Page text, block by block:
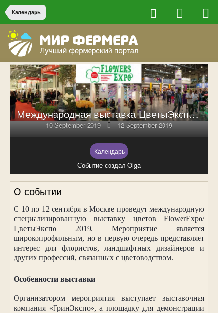
Календарь
Международная выставка ЦветыЭкспо 2019
10 September 2019 12 September 2019
Календарь
Событие создал Olga
О событии
С 10 по 12 сентября в Москве проведут международную
специализированную выставку цветов FlowerExpo/
ЦветыЭкспо 2019. Мероприятие является
широкопрофильным, но в первую очередь представляет
интерес для флористов, ландшафтных дизайнеров и
других профессий, связанных с цветоводством.
Особенности выставки
Организатором мероприятия выступает выставочная
компания «ГринЭкспо», а площадку для демонстрации